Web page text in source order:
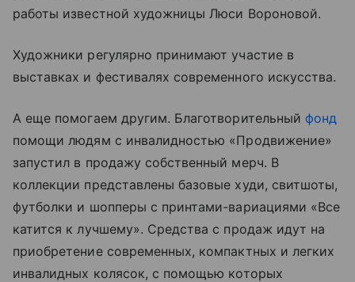
работы известной художницы Люси Вороновой.
Художники регулярно принимают участие в
выставках и фестивалях современного искусства.
А еще помогаем другим. Благотворительный фонд
помощи людям с инвалидностью «Продвижение»
запустил в продажу собственный мерч. В
коллекции представлены базовые худи, свитшоты,
футболки и шопперы с принтами-вариациями «Все
катится к лучшему». Средства с продаж идут на
приобретение современных, компактных и легких
инвалидных колясок, с помощью которых